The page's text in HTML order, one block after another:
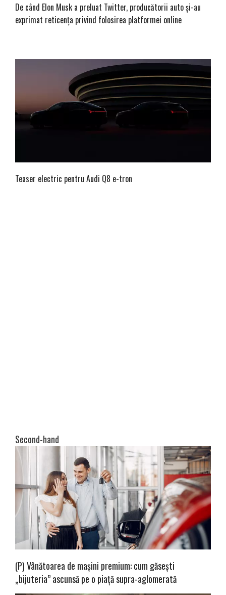
De când Elon Musk a preluat Twitter, producătorii auto și-au
exprimat reticența privind folosirea platformei online
Teaser electric pentru Audi Q8 e-tron
Second-hand
(P) Vânătoarea de mașini premium: cum găsești
„bijuteria” ascunsă pe o piață supra-aglomerată